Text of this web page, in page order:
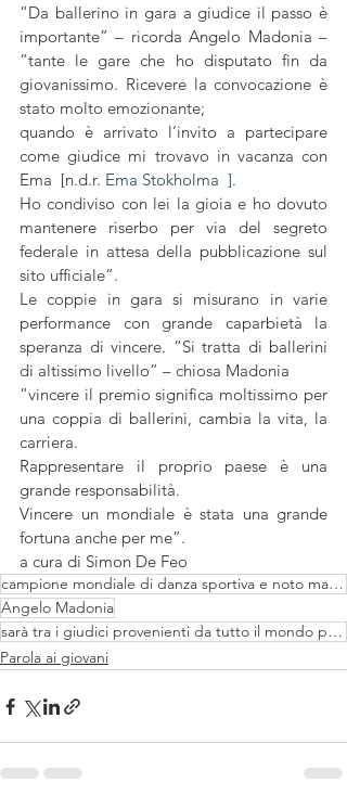
“Da ballerino in gara a giudice il passo è
importante” – ricorda Angelo Madonia –
“tante le gare che ho disputato fin da
giovanissimo. Ricevere la convocazione è
stato molto emozionante;
quando è arrivato l’invito a partecipare
come giudice mi trovavo in vacanza con
Ema  [n.d.r. Ema Stokholma  ].
Ho condiviso con lei la gioia e ho dovuto
mantenere riserbo per via del segreto
federale in attesa della pubblicazione sul
sito ufficiale”.
Le coppie in gara si misurano in varie
performance con grande caparbietà la
speranza di vincere. “Si tratta di ballerini
di altissimo livello” – chiosa Madonia
“vincere il premio significa moltissimo per
una coppia di ballerini, cambia la vita, la
carriera.
Rappresentare il proprio paese è una
grande responsabilità.
Vincere un mondiale è stata una grande
fortuna anche per me”.
a cura di Simon De Feo
campione mondiale di danza sportiva e noto maestro di ballo nello show di Rai Uno Ballano con le Ste
Angelo Madonia
sarà tra i giudici provenienti da tutto il mondo per giudicare il campionato mondiale di danze stand
Parola ai giovani